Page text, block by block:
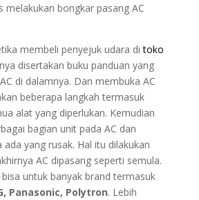
melakukan bongkar pasang AC
membeli penyejuk udara ditoko
disertakan buku panduan yang
di dalamnya. Dan membuka AC
beberapa langkah termasuk
alat yang diperlukan. Kemudian
bagian unit pada AC dan
yang rusak. Hal itu dilakukan
AC dipasang seperti semula.
bisa untuk banyak brand termasuk
Panasonic, Polytron. Lebih